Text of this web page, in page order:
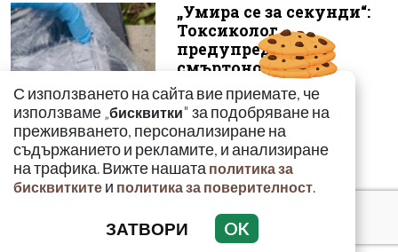
„Умира се за секунди“:
Токсиколог
предупреди за
смъртоносната
опасност...
С използването на сайта вие приемате, че
използваме „бисквитки" за подобряване на
преживяването, персонализиране на
съдържанието и рекламите, и анализиране
на трафика. Вижте нашата политика за
бисквитките и политика за поверителност.
ЗАТВОРИ OK